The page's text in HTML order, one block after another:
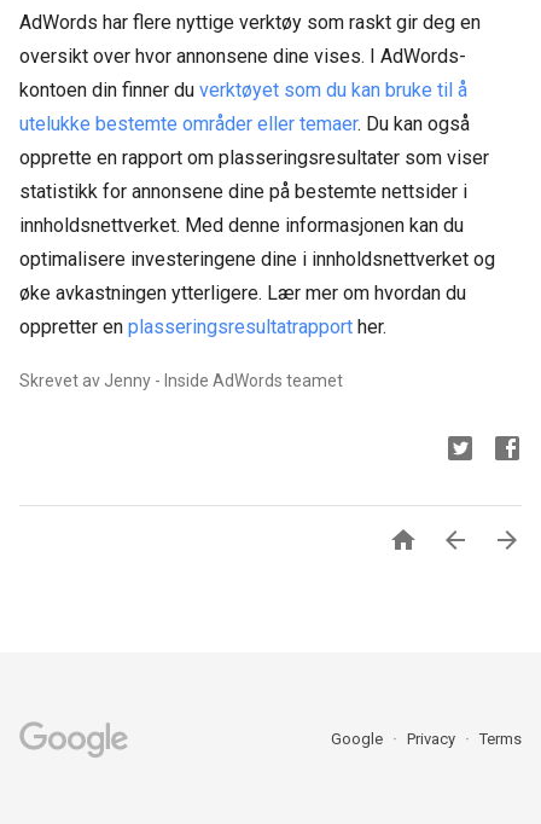
AdWords har flere nyttige verktøy som raskt gir deg en
oversikt over hvor annonsene dine vises. I AdWords-
kontoen din finner du verktøyet som du kan bruke til å
utelukke bestemte områder eller temaer. Du kan også
opprette en rapport om plasseringsresultater som viser
statistikk for annonsene dine på bestemte nettsider i
innholdsnettverket. Med denne informasjonen kan du
optimalisere investeringene dine i innholdsnettverket og
øke avkastningen ytterligere. Lær mer om hvordan du
oppretter en plasseringsresultatrapport her.
Skrevet av Jenny - Inside AdWords teamet
  
Google Privacy Terms